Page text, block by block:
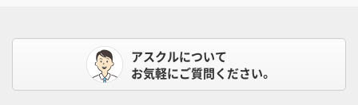
アスクルについて
お気軽にご質問ください。